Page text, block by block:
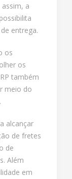
a
entrega.
os
os
também
meio do
alcançar
de fretes
de
Além
em